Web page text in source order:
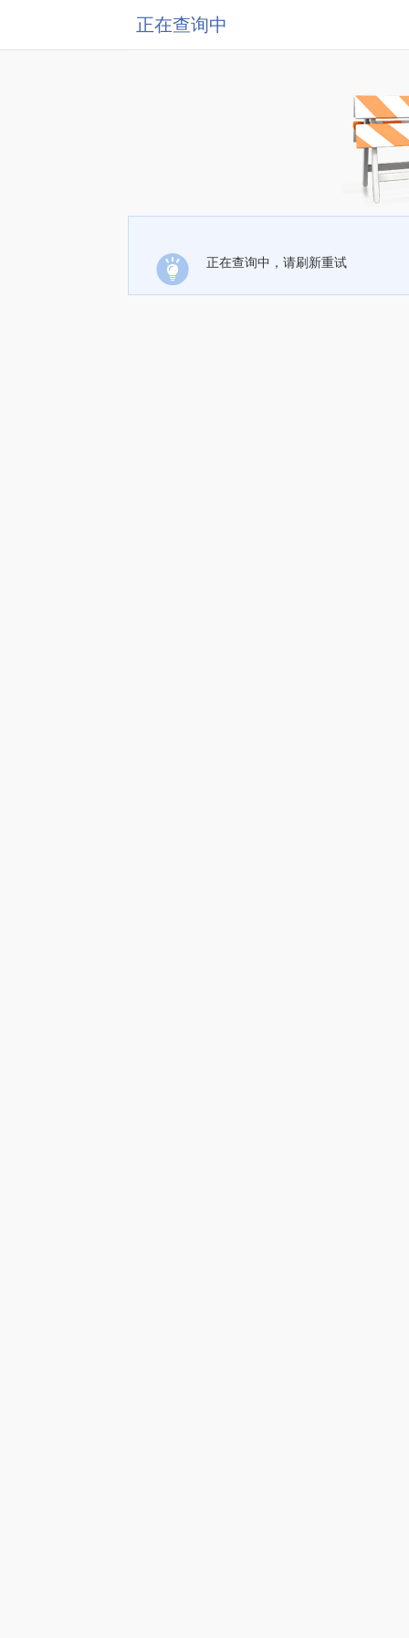
正在查询中
正在查询中，请刷新重试